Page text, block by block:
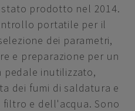
stato prodotto nel 2014.
portatile per il
dei parametri,
e preparazione per un
pedale inutilizzato,
dei fumi di saldatura e
e dell'acqua. Sono